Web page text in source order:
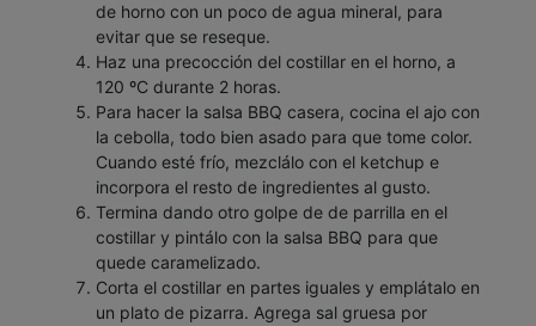
de horno con un poco de agua mineral, para
evitar que se reseque.
Haz una precocción del costillar en el horno, a
120 ºC durante 2 horas.
Para hacer la salsa BBQ casera, cocina el ajo con
la cebolla, todo bien asado para que tome color.
Cuando esté frío, mezclálo con el ketchup e
incorpora el resto de ingredientes al gusto.
Termina dando otro golpe de de parrilla en el
costillar y pintálo con la salsa BBQ para que
quede caramelizado.
Corta el costillar en partes iguales y emplátalo en
un plato de pizarra. Agrega sal gruesa por